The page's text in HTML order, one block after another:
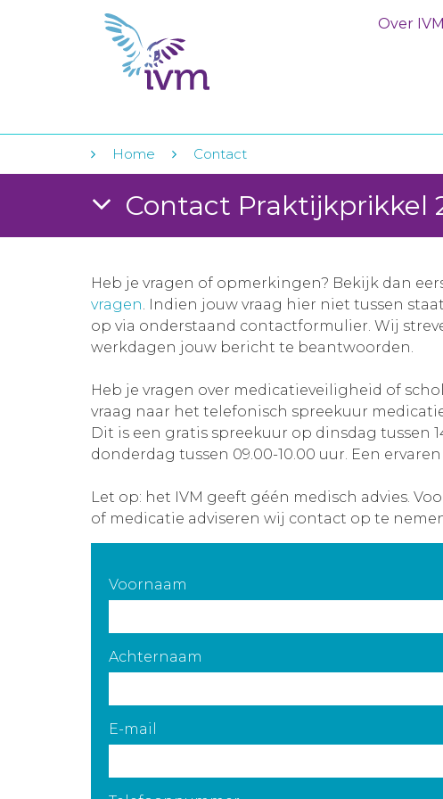
Over IVM
Home Contact
Contact Praktijkprikkel
Heb je vragen of opmerkingen? Bekijk dan
vragen. Indien jouw vraag hier niet tussen
op via onderstaand contactformulier. Wij
werkdagen jouw bericht te beantwoorden.
Heb je vragen over medicatieveiligheid of
vraag naar het telefonisch spreekuur
Dit is een gratis spreekuur op dinsdag tussen
donderdag tussen 09.00-10.00 uur. Een
Let op: het IVM geeft géén medisch advies.
of medicatie adviseren wij contact op te
Voornaam
Achternaam
E-mail